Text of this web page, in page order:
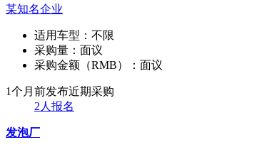
某知名企业
适用车型： 不限
采购量： 面议
采购金额（RMB）： 面议
1个月前发布近期采购
2人报名
发泡厂